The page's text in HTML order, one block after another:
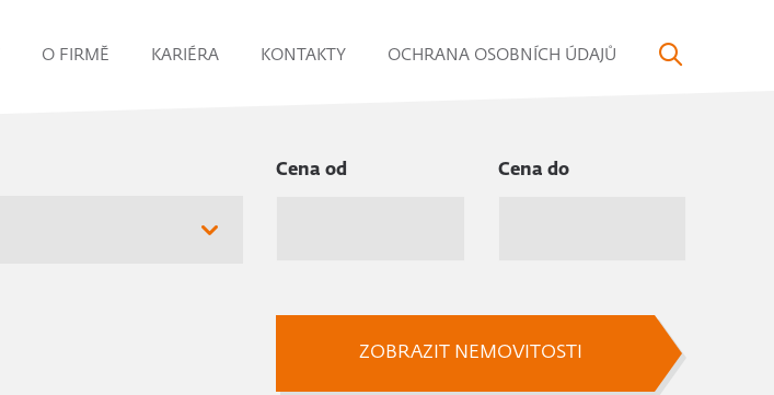
O FIRMĚ KARIÉRA KONTAKTY OCHRANA OSOBNÍCH ÚDAJŮ
Cena od Cena do
ZOBRAZIT NEMOVITOSTI